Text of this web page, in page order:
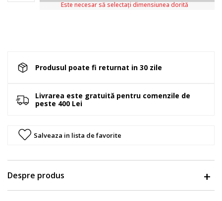
Este necesar să selectați dimensiunea dorită
Produsul poate fi returnat in 30 zile
Livrarea este gratuită pentru comenzile de
peste 400 Lei
Salveaza in lista de favorite
Despre produs